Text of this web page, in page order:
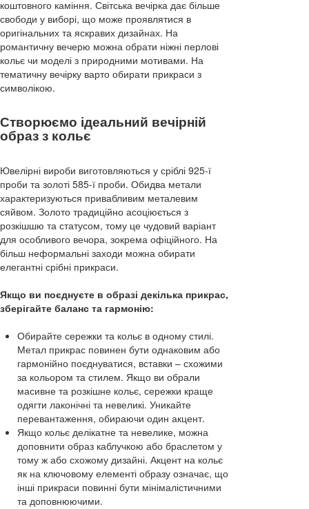
коштовного каміння. Світська вечірка дає більше
свободи у виборі, що може проявлятися в
оригінальних та яскравих дизайнах. На
романтичну вечерю можна обрати ніжні перлові
кольє чи моделі з природними мотивами. На
тематичну вечірку варто обирати прикраси з
символікою.
Створюємо ідеальний вечірній
образ з кольє
Ювелірні вироби виготовляються у сріблі 925-ї
проби та золоті 585-ї проби. Обидва метали
характеризуються привабливим металевим
сяйвом. Золото традиційно асоціюється з
розкішшю та статусом, тому це чудовий варіант
для особливого вечора, зокрема офіційного. На
більш неформальні заходи можна обирати
елегантні срібні прикраси.
Якщо ви поєднуєте в образі декілька прикрас,
зберігайте баланс та гармонію:
Обирайте сережки та кольє в одному стилі.
Метал прикрас повинен бути однаковим або
гармонійно поєднуватися, вставки – схожими
за кольором та стилем. Якщо ви обрали
масивне та розкішне кольє, сережки краще
одягти лаконічні та невеликі. Уникайте
перевантаження, обираючи один акцент.
Якщо кольє делікатне та невелике, можна
доповнити образ каблучкою або браслетом у
тому ж або схожому дизайні. Акцент на кольє
як на ключовому елементі образу означає, що
інші прикраси повинні бути мінімалістичними
та доповнюючими.